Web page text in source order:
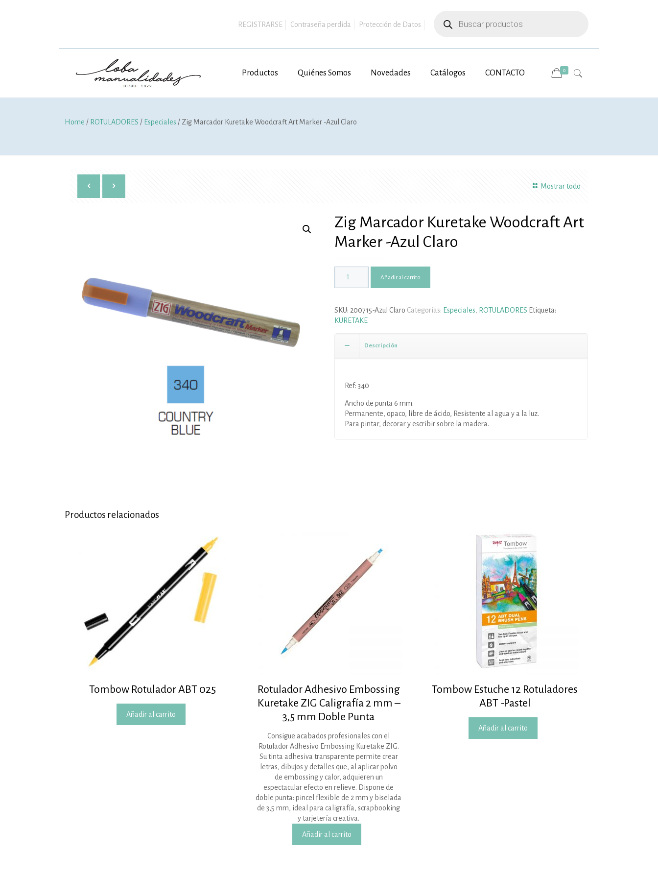
REGISTRARSE Contraseña perdida Protección de Datos
productos
Productos Quiénes Somos Novedades Catálogos CONTACTO 0
Home / ROTULADORES / Especiales / Zig Marcador Kuretake Woodcraft Art Marker -Azul Claro
Mostrar todo
Zig Marcador Kuretake Woodcraft Art
Marker -Azul Claro
Añadir al carrito
SKU: 200715-Azul Claro Categorías: Especiales ROTULADORES Etiqueta:
KURETAKE
Descripción
Ref: 340
Ancho de punta 6 mm.
Permanente, opaco, libre de ácido, Resistente al agua y a la luz.
Para pintar, decorar y escribir sobre la madera.
Productos relacionados
Tombow Rotulador ABT 025
Añadir al carrito
Rotulador Adhesivo Embossing
Kuretake ZIG Caligrafía 2 mm –
3,5 mm Doble Punta
Consigue acabados profesionales con el
Rotulador Adhesivo Embossing Kuretake ZIG.
Su tinta adhesiva transparente permite crear
letras, dibujos y detalles que, al aplicar polvo
de embossing y calor, adquieren un
espectacular efecto en relieve. Dispone de
doble punta: pincel flexible de 2 mm y biselada
de 3,5 mm, ideal para caligrafía, scrapbooking
y tarjetería creativa.
Añadir al carrito
Tombow Estuche 12 Rotuladores
ABT -Pastel
Añadir al carrito